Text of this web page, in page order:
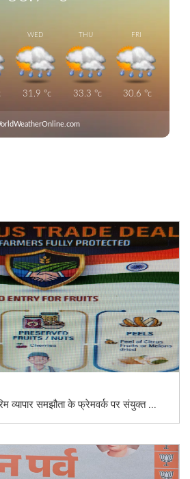
WED
31.9 °c
THU
33.3 °c
FRI
30.6 °c
व्यापार समझौता के फ्रेमवर्क पर संयुक्त ...